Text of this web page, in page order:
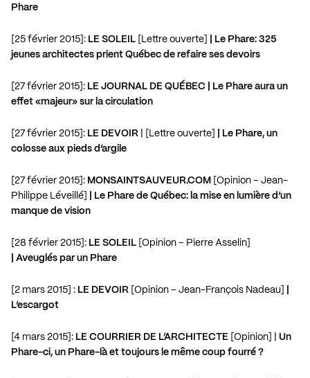
Phare
[25 février 2015]: LE SOLEIL [Lettre ouverte]
| Le Phare: 325
jeunes architectes prient Québec de refaire ses devoirs
[27 février 2015]: LE JOURNAL DE QUÉBEC | Le Phare aura un
effet «majeur» sur la circulation
[27 février 2015]: LE DEVOIR | [Lettre ouverte]
| Le Phare, un
colosse aux pieds d’argile
[27 février 2015]: MONSAINTSAUVEUR.COM
[Opinion – Jean-
Philippe Léveillé]
| Le Phare de Québec: la mise en lumière d’un
manque de vision
[28 février 2015]: LE SOLEIL [Opinion – Pierre Asselin]
| Aveuglés par un Phare
[2 mars 2015] : LE DEVOIR [Opinion – Jean-François Nadeau]
L’escargot
[4 mars 2015]: LE COURRIER DE L’ARCHITECTE [Opinion] |
Un
Phare-ci, un Phare-là et toujours le même coup fourré ?